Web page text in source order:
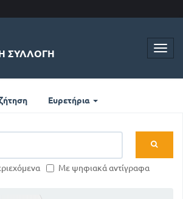
ΣΥΛΛΟΓΉ
Ευρετήρια
Με ψηφιακά αντίγραφα